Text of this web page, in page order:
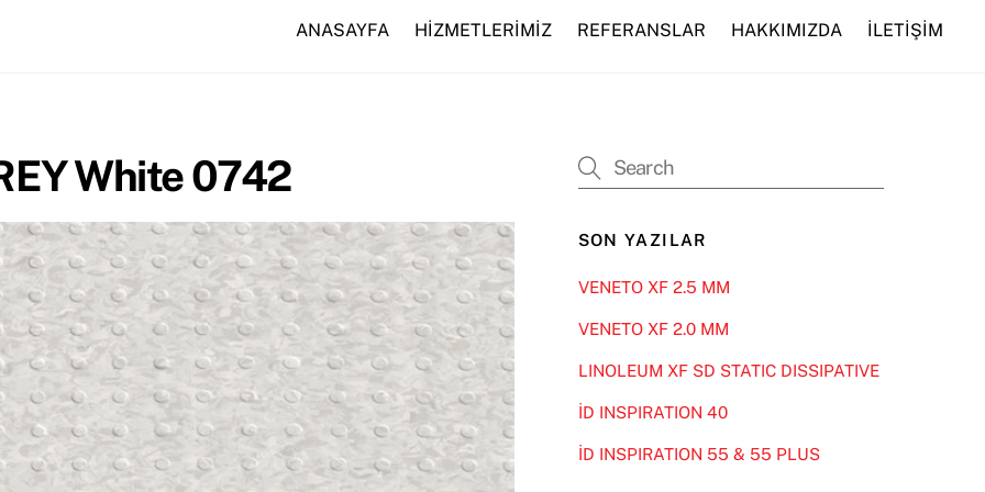
ANASAYFA HİZMETLERİMİZ REFERANSLAR HAKKIMIZDA İLETİŞİM
White 0742
SON YAZILAR
VENETO XF 2.5 MM
VENETO XF 2.0 MM
LINOLEUM XF SD STATIC DISSIPATIVE
İD INSPIRATION 40
İD INSPIRATION 55 & 55 PLUS